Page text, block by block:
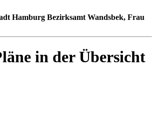
Hamburg Bezirksamt Wandsbek, Frau
in der Übersicht